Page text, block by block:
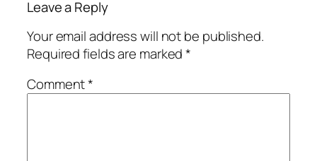
Leave a Reply
Your email address will not be published.
Required fields are marked*
Comment*